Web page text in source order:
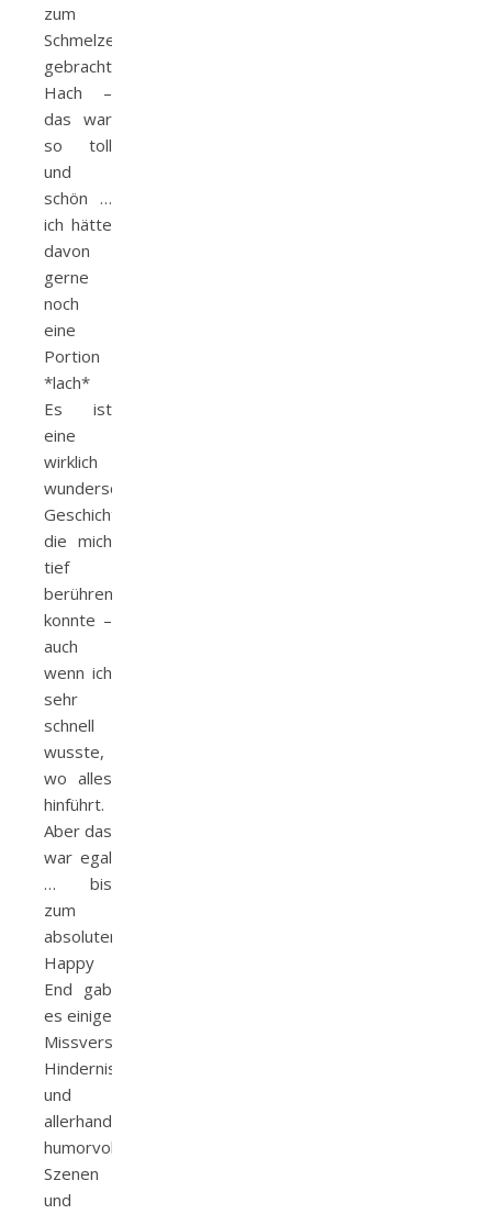
zum
Schmelzen
gebracht.
Hach –
das war
so toll
und
schön …
ich hätte
davon
gerne
noch
eine
Portion
*lach*
Es ist
eine
wirklich
wunderschöne
Geschichte,
die mich
tief
berühren
konnte –
auch
wenn ich
sehr
schnell
wusste,
wo alles
hinführt.
Aber das
war egal
… bis
zum
absoluten
Happy
End gab
es einige
Missverständnisse,
Hindernisse
und
allerhand
humorvolle
Szenen
und